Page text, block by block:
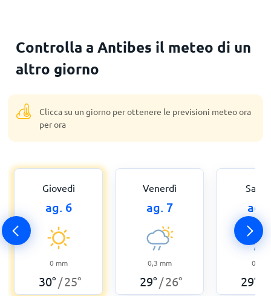
Controlla a Antibes il meteo di un
altro giorno
Clicca su un giorno per ottenere le previsioni meteo ora
per ora
Giovedì
ag. 6
0 mm
30° /25°
Venerdì
ag. 7
0,3 mm
29° /26°
ag.
0
29°